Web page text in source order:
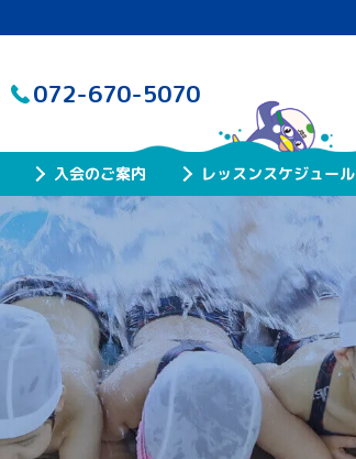
072-670-5070
入会のご案内 レッスンスケジュール